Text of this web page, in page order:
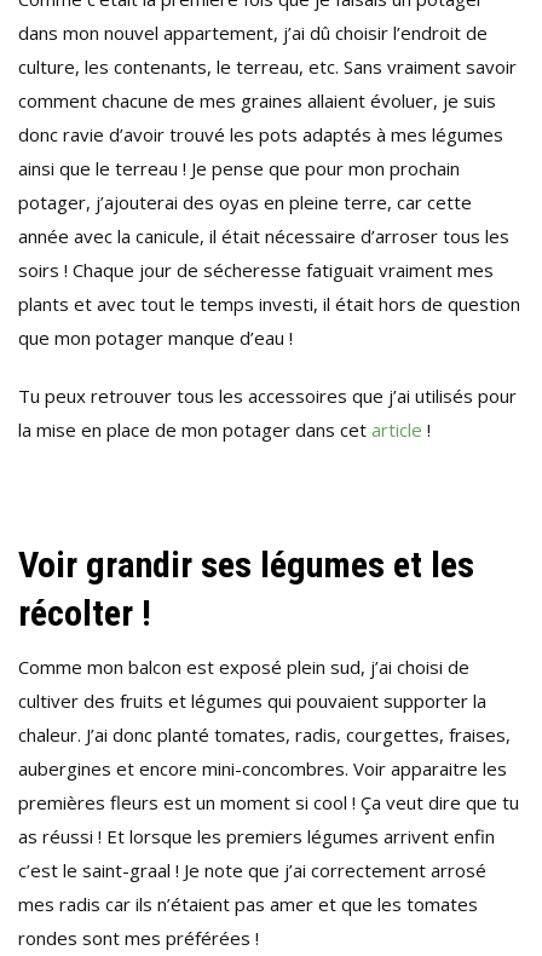
dans mon nouvel appartement, j’ai dû choisir l’endroit de
culture, les contenants, le terreau, etc. Sans vraiment savoir
comment chacune de mes graines allaient évoluer, je suis
donc ravie d’avoir trouvé les pots adaptés à mes légumes
ainsi que le terreau ! Je pense que pour mon prochain
potager, j’ajouterai des oyas en pleine terre, car cette
année avec la canicule, il était nécessaire d’arroser tous les
soirs ! Chaque jour de sécheresse fatiguait vraiment mes
plants et avec tout le temps investi, il était hors de question
que mon potager manque d’eau !
Tu peux retrouver tous les accessoires que j’ai utilisés pour
la mise en place de mon potager dans cet article !
Voir grandir ses légumes et les
récolter !
Comme mon balcon est exposé plein sud, j’ai choisi de
cultiver des fruits et légumes qui pouvaient supporter la
chaleur. J’ai donc planté tomates, radis, courgettes, fraises,
aubergines et encore mini-concombres. Voir apparaitre les
premières fleurs est un moment si cool ! Ça veut dire que tu
as réussi ! Et lorsque les premiers légumes arrivent enfin
c’est le saint-graal ! Je note que j’ai correctement arrosé
mes radis car ils n’étaient pas amer et que les tomates
rondes sont mes préférées !